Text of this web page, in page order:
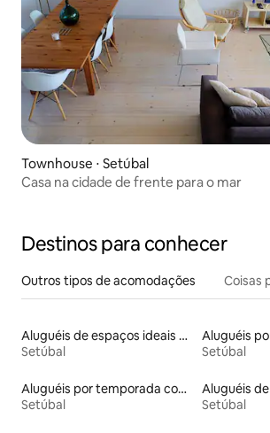
Townhouse ⋅ Setúbal
Casa na cidade de frente para o mar
Destinos para conhecer
Outros tipos de acomodações Coisas
Aluguéis de espaços ideais para famílias
Setúbal
Setúbal
Aluguéis por temporada com banheiro para PCD
Setúbal
Aluguéis
Setúbal